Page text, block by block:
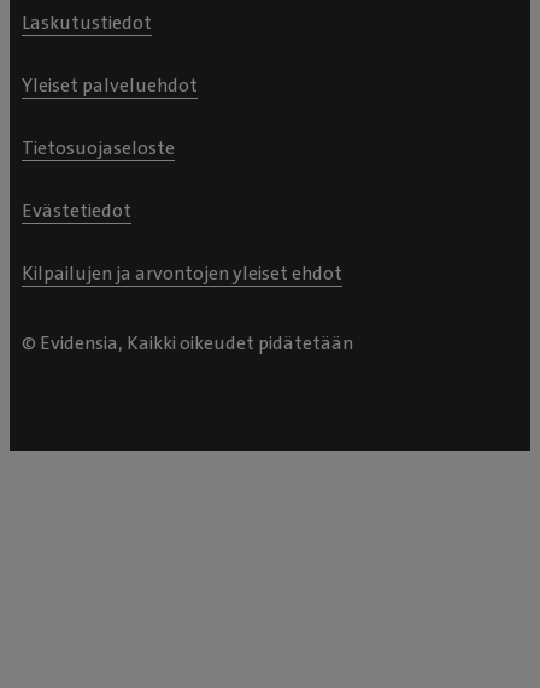
Laskutustiedot
Yleiset palveluehdot
Tietosuojaseloste
Evästetiedot
Kilpailujen ja arvontojen yleiset ehdot
© Evidensia, Kaikki oikeudet pidätetään